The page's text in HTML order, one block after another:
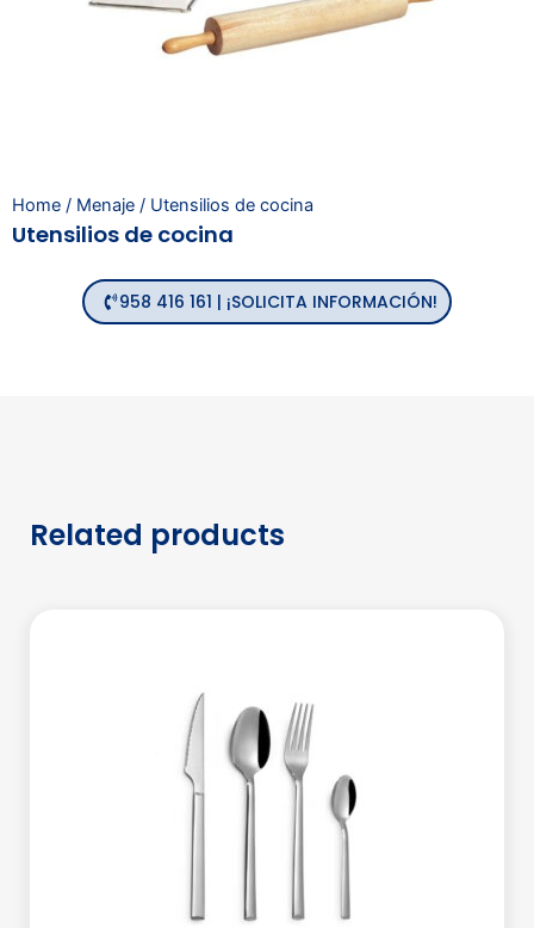
Home / Menaje / Utensilios de cocina
Utensilios de cocina
958 416 161 | ¡SOLICITA INFORMACIÓN!
Related products